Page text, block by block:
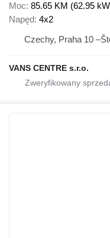
Moc 85.65 KM (62.95
Napęd 4x2
Czechy, Praha 10
VANS CENTRE s.r.o.